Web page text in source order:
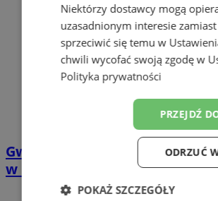
Gwieździsty Bieg św.
w Parku Trzy Wzgórza w
Niektórzy dostawcy mogą
uzasadnionym interesie
sprzeciwić się temu w
chwili wycofać swoją zgodę w
Polityka prywatności
PRZEJDŹ
ODRZUĆ
POKAŻ SZCZEGÓŁY